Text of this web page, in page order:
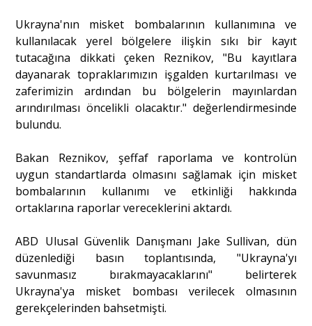
Ukrayna'nın misket bombalarının kullanımına ve
kullanılacak yerel bölgelere ilişkin sıkı bir kayıt
tutacağına dikkati çeken Reznikov, "Bu kayıtlara
dayanarak topraklarımızın işgalden kurtarılması ve
zaferimizin ardından bu bölgelerin mayınlardan
arındırılması öncelikli olacaktır." değerlendirmesinde
bulundu.
Bakan Reznikov, şeffaf raporlama ve kontrolün
uygun standartlarda olmasını sağlamak için misket
bombalarının kullanımı ve etkinliği hakkında
ortaklarına raporlar vereceklerini aktardı.
ABD Ulusal Güvenlik Danışmanı Jake Sullivan, dün
düzenlediği basın toplantısında, "Ukrayna'yı
savunmasız bırakmayacaklarını" belirterek
Ukrayna'ya misket bombası verilecek olmasının
gerekçelerinden bahsetmişti.